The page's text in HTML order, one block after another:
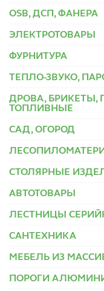
OSB, ДСП, ФАНЕРА
ЭЛЕКТРОТОВАРЫ
ФУРНИТУРА
ТЕПЛО-ЗВУКО,
ДРОВА, БРИКЕТЫ,
ТОПЛИВНЫЕ
САД, ОГОРОД
СТОЛЯРНЫЕ
АВТОТОВАРЫ
ЛЕСТНИЦЫ
САНТЕХНИКА
МЕБЕЛЬ ИЗ
ПОРОГИ